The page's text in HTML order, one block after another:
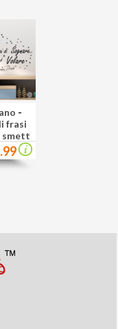
-
frasi
smett